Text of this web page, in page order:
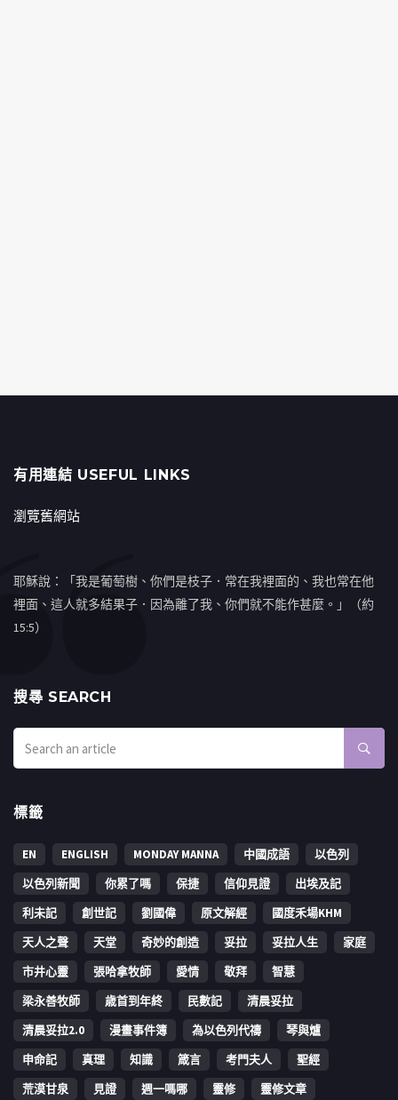
有用連結 USEFUL LINKS
瀏覽舊網站
耶穌說：「我是葡萄樹、你們是枝子．常在我裡面的、我也常在他
裡面、這人就多結果子．因為離了我、你們就不能作甚麼。」（約
15:5）
搜㝷 SEARCH
標籤
EN ENGLISH MONDAY MANNA 中國成語
以色列
以色列新聞
你累了嗎 保捷 信仰見證
出埃及記
利未記
創世記 劉國偉 原文解經
國度禾場KHM
天人之聲
天堂 奇妙的創造 妥拉 妥拉人生
家庭
市井心靈
張哈拿牧師 愛情 敬拜
智慧
梁永善牧師
歳首到年終 民數記
清晨妥拉
清晨妥拉2.0
漫畫事件簿 為以色列代禱
琴與爐
申命記
真理 知識 箴言 考門夫人
聖經
荒漠甘泉
見證 週一嗎哪 靈修 靈修文章